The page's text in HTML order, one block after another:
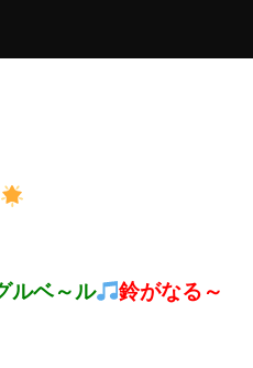
ルベ～ル 鈴がなる～